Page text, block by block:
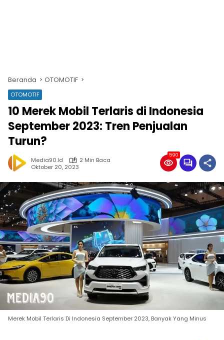
Beranda OTOMOTIF
OTOMOTIF
10 Merek Mobil Terlaris di Indonesia
September 2023: Tren Penjualan
Turun?
Media90.id
2 Min Baca
Oktober 20, 2023
590
Merek Mobil Terlaris Di Indonesia September 2023, Banyak Yang Minus